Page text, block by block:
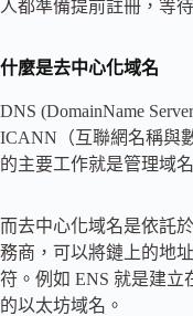
人都準備提前註冊，等
什麼是去中心化域名
DNS (DomainName
ICANN（互聯網名稱與
的主要工作就是管理域
而去中心化域名是依託
務商，可以將鏈上的地
符。例如 ENS 就是建立
的以太坊域名。